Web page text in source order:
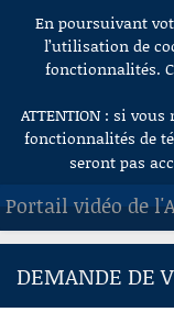
Aller au contenu
En poursuivant
l’utilisation de
fonctionnalités.
ATTENTION : si
fonctionnalités de
seront pas
Portail vidéo de
ACCUEIL
DEMANDE DE